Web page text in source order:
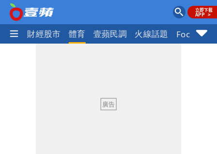
國際 財經股市 體育 壹蘋民調 火線話題 Focus+
兆基風暴！前董座李建成移送北檢 是否